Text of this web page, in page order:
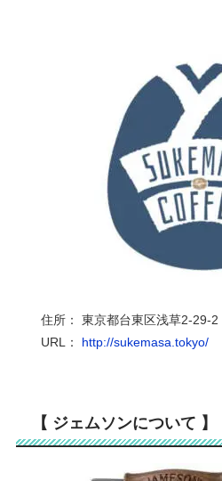
住所： 東京都台東区浅草2-29-2
URL：
http://sukemasa.tokyo/
【 ジェムソンについて 】